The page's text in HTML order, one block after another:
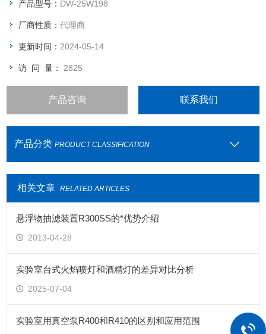
产品型号： DW-25W198
厂商性质：代理商
更新时间： 2024-05-14
访 问 量： 2825
产品咨询 联系我们
产品分类 PRODUCT CLASSIFICATION
相关文章 RELATED ARTICLES
悬浮物抽滤装置R300SS的*优势介绍
2013-04-28
实验室台式火焰喷灯和酒精灯的差异对比分析
2025-07-04
实验室用真空泵R400和R410的区别和应用范围